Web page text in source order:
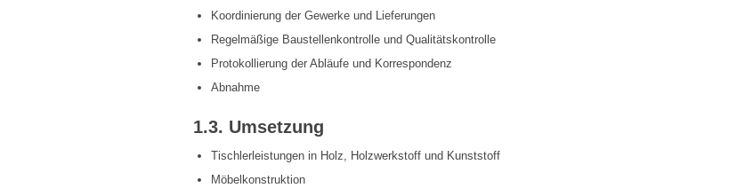
Koordinierung der Gewerke und Lieferungen
Regelmäßige Baustellenkontrolle und Qualitätskontrolle
Protokollierung der Abläufe und Korrespondenz
Abnahme
1.3. Umsetzung
Tischlerleistungen in Holz, Holzwerkstoff und Kunststoff
Möbelkonstruktion